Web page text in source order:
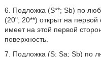
6. Подложка (S**; Sb) по
(20ʺ; 20**) открыт на
имеет на этой первой
поверхность.
7. Подложка (S; Sa; Sb) по